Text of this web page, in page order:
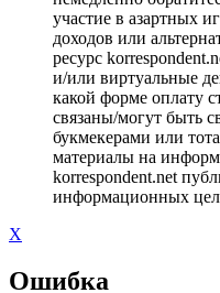
участие в азартных
доходов или
ресурс
и/или виртуальные
какой форме оплату
связаны/могут быть
букмекерами или
материалы на
korrespondent.net
информационных
X
Ошибка